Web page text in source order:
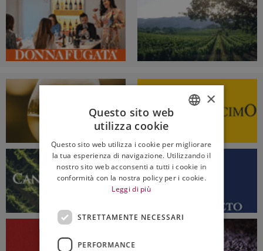
ENGLISH
×
Questo sito web
utilizza cookie
Questo sito web utilizza i cookie per migliorare
la tua esperienza di navigazione. Utilizzando il
nostro sito web acconsenti a tutti i cookie in
conformità con la nostra policy per i cookie.
Leggi di più
STRETTAMENTE NECESSARI
PERFORMANCE